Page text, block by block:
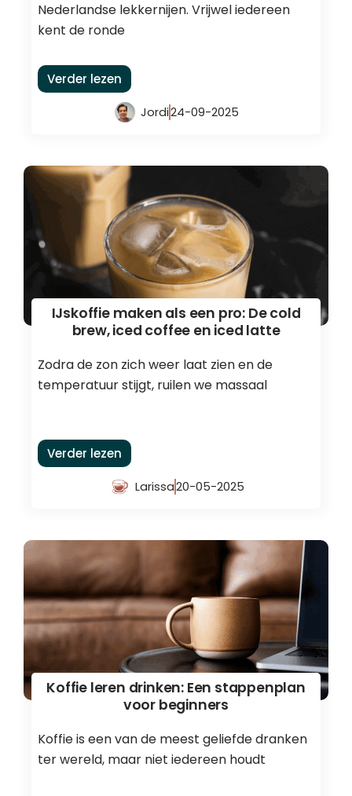
Nederlandse lekkernijen. Vrijwel iedereen
kent de ronde
Verder lezen
Jordi24-09-2025
IJskoffie maken als een pro: De cold
brew, iced coffee en iced latte
Zodra de zon zich weer laat zien en de
temperatuur stijgt, ruilen we massaal
Verder lezen
Larissa20-05-2025
Koffie leren drinken: Een stappenplan
voor beginners
Koffie is een van de meest geliefde dranken
ter wereld, maar niet iedereen houdt